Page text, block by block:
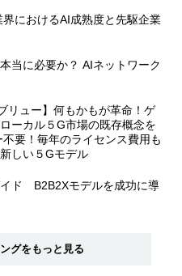
界におけるAI成熟度と先駆企業
当に必要か？ AIネットワーク
リュー】何もかもが革命！ゲ
ーカル５G市場の既存概念を
要！毎年のライセンス費用も
しい５Gモデル
ド B2B2Xモデルを成功に導
グをもっと見る